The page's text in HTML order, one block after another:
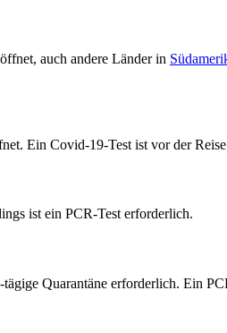
auch andere Länder in
Ein Covid-19-Test ist vor der
ist ein PCR-Test erforderlich.
Quarantäne erforderlich. Ein